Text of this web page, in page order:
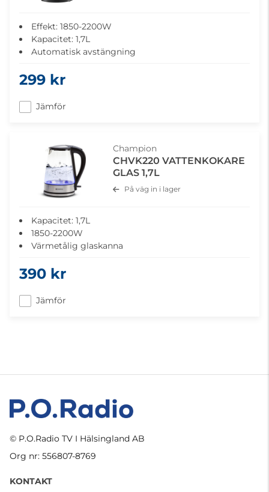
Effekt: 1850-2200W
Kapacitet: 1,7L
Automatisk avstängning
Skydd för torrkokning
299 kr
Jämför
Champion
CHVK220 VATTENKOKARE
GLAS 1,7L
På väg in i lager
Kapacitet: 1,7L
1850-2200W
Värmetålig glaskanna
Automatisk avstängning
390 kr
Jämför
© P.O.Radio TV I Hälsingland AB
Org nr: 556807-8769
KONTAKT